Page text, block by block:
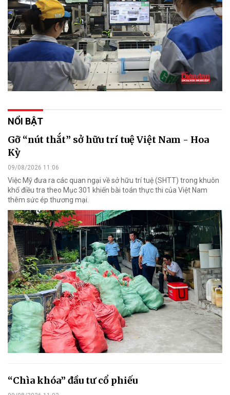
NỔI BẬT
Gỡ “nút thắt” sở hữu trí tuệ Việt Nam - Hoa
Kỳ
09/08/2026 11:06
Việc Mỹ đưa ra các quan ngại về sở hữu trí tuệ (SHTT) trong khuôn
khổ điều tra theo Mục 301 khiến bài toán thực thi của Việt Nam
thêm sức ép thương mại.
“Chìa khóa” đầu tư cổ phiếu